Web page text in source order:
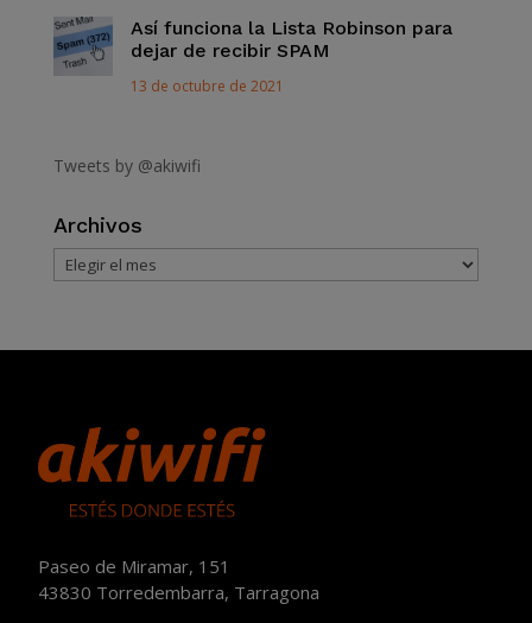
Así funciona la Lista Robinson para
dejar de recibir SPAM
13 de octubre de 2021
Tweets by @akiwifi
Archivos
Archivos
Paseo de Miramar, 151
43830 Torredembarra, Tarragona